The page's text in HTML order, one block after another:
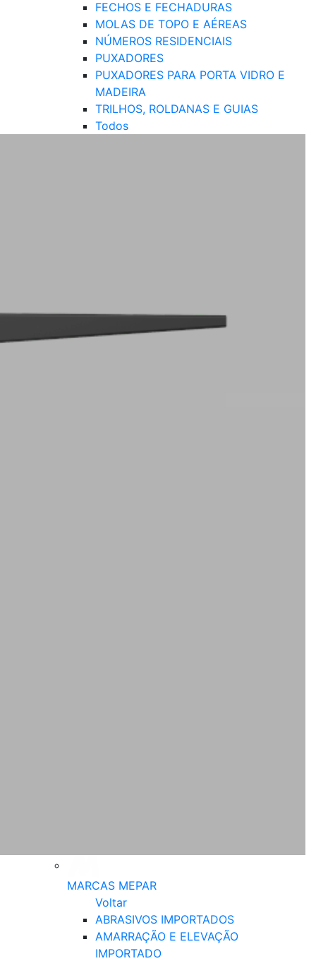
FECHOS E FECHADURAS
MOLAS DE TOPO E AÉREAS
NÚMEROS RESIDENCIAIS
PUXADORES
PUXADORES PARA PORTA VIDRO E
MADEIRA
TRILHOS, ROLDANAS E GUIAS
Todos
MARCAS MEPAR
Voltar
ABRASIVOS IMPORTADOS
AMARRAÇÃO E ELEVAÇÃO
IMPORTADO